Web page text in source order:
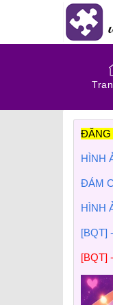
ĐĂNG
HÌNH
ĐÁM
HÌNH
[BQT]
[BQT]